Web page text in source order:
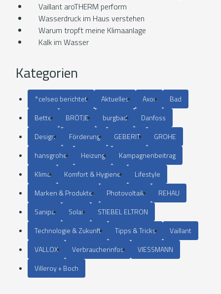
Vaillant aroTHERM perform
Wasserdruck im Haus verstehen
Warum tropft meine Klimaanlage
Kalk im Wasser
Kategorien
°celseo berichtet Aktuelles Axor
Bad
Bette
BRÖTJE burgbad
Danfoss
Design
Förderung GEBERIT
GROHE
hansgrohe
Heizung
Kampagnenbeitrag
Klima
Komfort & Hygiene
Lifestyle
Marken & Produkte
Photovoltaik
REHAU
Sanipa
Solar
STIEBEL ELTRON
Technologie & Zukunft
Tipps & Tricks
Vaillant
VALLOX
Verbraucherinfos
VIESSMANN
Villeroy + Boch